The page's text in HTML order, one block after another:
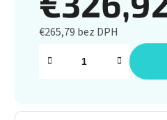
€265,79 bez DPH
Jednotková cena: